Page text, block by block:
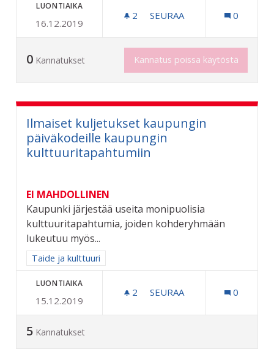
LUONTIAIKA
16.12.2019
2 2 SEURAAJAA
SEURAA 0
0 Kannatukset Kannatus poissa käytöstä
Ilmaiset kuljetukset kaupungin
päiväkodeille kaupungin
kulttuuritapahtumiin
EI MAHDOLLINEN
Kaupunki järjestää useita monipuolisia
kulttuuritapahtumia, joiden kohderyhmään
lukeutuu myös...
Rajaa tulokset aihepiirin mukaan: Taide ja kulttuuri
Taide ja kulttuuri
LUONTIAIKA
15.12.2019
2 2 SEURAAJAA
SEURAA 0
5 Kannatukset